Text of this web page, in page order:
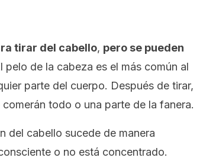
tirar del cabello, pero se pueden
pelo de la cabeza es el más común al
parte del cuerpo. Después de tirar,
todo o una parte de la fanera.
del cabello sucede de manera
o no está concentrado.